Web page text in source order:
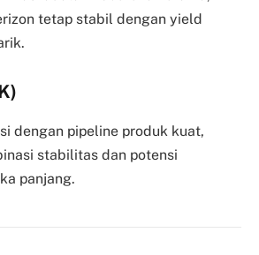
tetap stabil dengan yield
dengan pipeline produk kuat,
stabilitas dan potensi
panjang.